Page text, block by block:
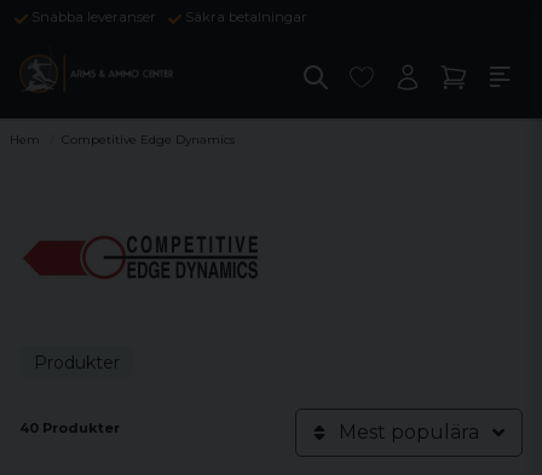
Snabba leveranser Säkra betalningar
Hem Competitive Edge Dynamics
Produkter
40 Produkter Mest populära